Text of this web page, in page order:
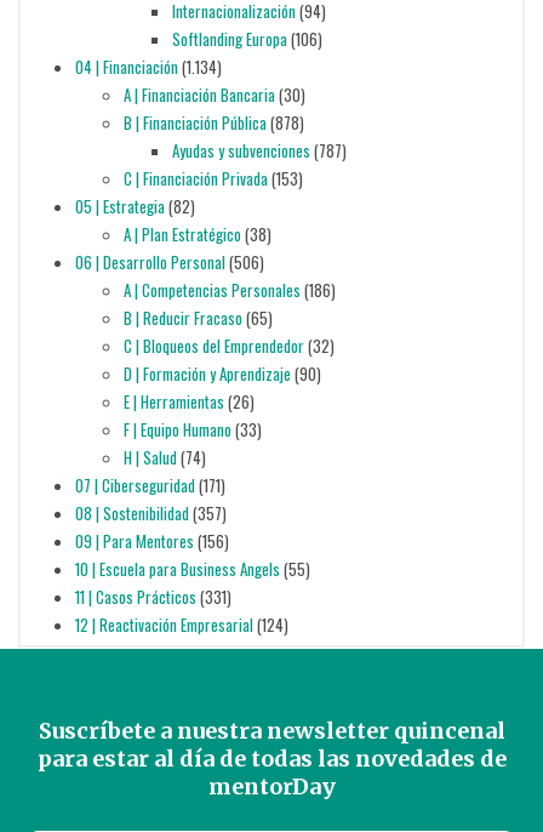
Internacionalización(94)
Softlanding Europa(106)
04 | Financiación(1.134)
A | Financiación Bancaria(30)
B | Financiación Pública(878)
Ayudas y subvenciones (787)
C | Financiación Privada(153)
05 | Estrategia(82)
A | Plan Estratégico(38)
06 | Desarrollo Personal(506)
A | Competencias Personales (186)
B | Reducir Fracaso(65)
C | Bloqueos del Emprendedor(32)
D | Formación y Aprendizaje (90)
E | Herramientas (26)
F | Equipo Humano(33)
H | Salud(74)
07 | Ciberseguridad(171)
08 | Sostenibilidad(357)
09 | Para Mentores (156)
10 | Escuela para Business Angels (55)
11 | Casos Prácticos (331)
12 | Reactivación Empresarial(124)
Suscríbete a nuestra newsletter quincenal
para estar al día de todas las novedades de
mentorDay